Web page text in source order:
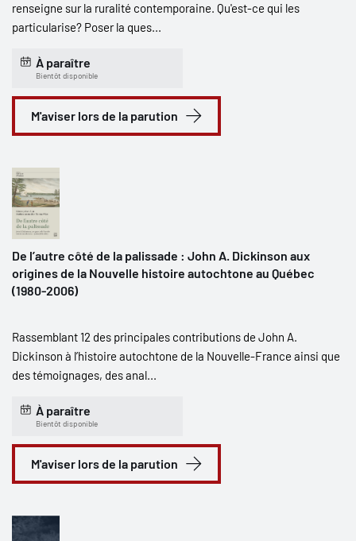
renseigne sur la ruralité contemporaine. Qu'est-ce qui les
particularise? Poser la ques...
À paraître
Bientôt disponible
M'aviser lors de la parution
De l’autre côté de la palissade : John A. Dickinson aux
origines de la Nouvelle histoire autochtone au Québec
(1980-2006)
Rassemblant 12 des principales contributions de John A.
Dickinson à l’histoire autochtone de la Nouvelle-France ainsi que
des témoignages, des anal...
À paraître
Bientôt disponible
M'aviser lors de la parution